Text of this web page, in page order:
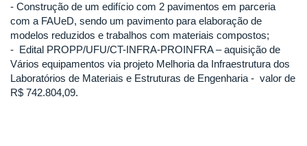
- Construção de um edifício com 2 pavimentos em parceria
com a FAUeD, sendo um pavimento para elaboração de
modelos reduzidos e trabalhos com materiais compostos;
- Edital PROPP/UFU/CT-INFRA-PROINFRA – aquisição de
Vários equipamentos via projeto Melhoria da Infraestrutura dos
Laboratórios de Materiais e Estruturas de Engenharia - valor de
R$ 742.804,09.